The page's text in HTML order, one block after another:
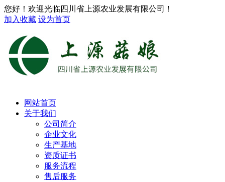
您好！欢迎光临四川省上源农业发展有限公司！
加入收藏 设为首页
网站首页
关于我们
公司简介
企业文化
生产基地
资质证书
服务流程
售后服务